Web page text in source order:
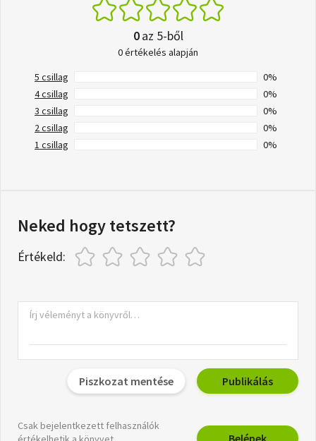
0az 5-ből
0 értékelés alapján
5 csillag
0%
4 csillag
0%
3 csillag
0%
2 csillag
0%
1 csillag
0%
Neked hogy tetszett?
Értékeld:
Piszkozat mentése Publikálás
Csak bejelentkezett felhasználók